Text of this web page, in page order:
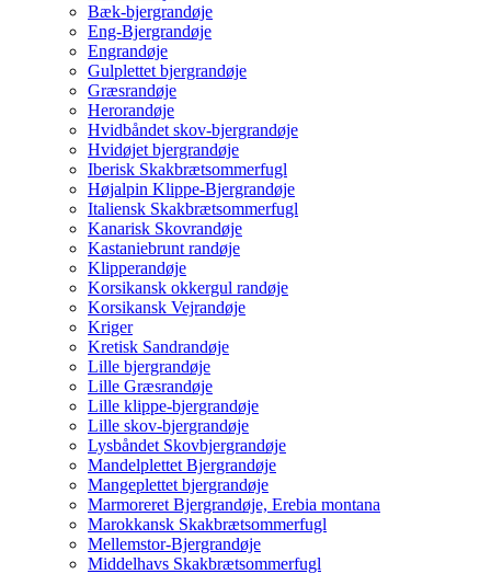
Bæk-bjergrandøje
Eng-Bjergrandøje
Engrandøje
Gulplettet bjergrandøje
Græsrandøje
Herorandøje
Hvidbåndet skov-bjergrandøje
Hvidøjet bjergrandøje
Iberisk Skakbrætsommerfugl
Højalpin Klippe-Bjergrandøje
Italiensk Skakbrætsommerfugl
Kanarisk Skovrandøje
Kastaniebrunt randøje
Klipperandøje
Korsikansk okkergul randøje
Korsikansk Vejrandøje
Kriger
Kretisk Sandrandøje
Lille bjergrandøje
Lille Græsrandøje
Lille klippe-bjergrandøje
Lille skov-bjergrandøje
Lysbåndet Skovbjergrandøje
Mandelplettet Bjergrandøje
Mangeplettet bjergrandøje
Marmoreret Bjergrandøje, Erebia montana
Marokkansk Skakbrætsommerfugl
Mellemstor-Bjergrandøje
Middelhavs Skakbrætsommerfugl